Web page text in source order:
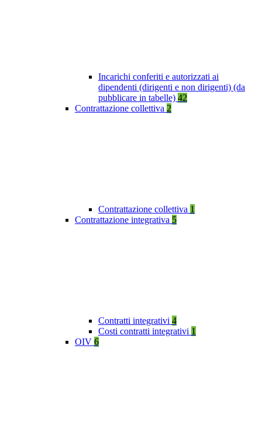
Incarichi conferiti e autorizzati ai
dipendenti (dirigenti e non dirigenti) (da
pubblicare in tabelle) 42
Contrattazione collettiva 2
Contrattazione collettiva 1
Contrattazione integrativa 5
Contratti integrativi 4
Costi contratti integrativi 1
OIV 6